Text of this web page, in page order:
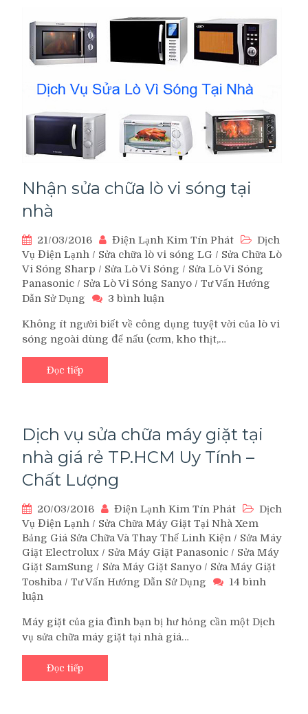
Nhận sửa chữa lò vi sóng tại
nhà
21/03/2016 Điện Lạnh Kim Tín Phát
Dịch
Vụ Điện Lạnh / Sửa chữa lò vi sóng LG / Sửa Chữa Lò
Vi Sóng Sharp / Sửa Lò Vi Sóng / Sửa Lò Vi Sóng
Panasonic / Sửa Lò Vi Sóng Sanyo / Tư Vấn Hướng
Dẫn Sử Dụng
3 bình luận
sửa
chữa
Không ít người biết về công dụng tuyệt vời của lò vi
sóng ngoài dùng để nấu (cơm, kho thịt,…
Đọc tiếp
Dịch vụ sửa chữa máy giặt tại
nhà giá rẻ TP.HCM Uy Tính –
Chất Lượng
20/03/2016 Điện Lạnh Kim Tín Phát
Dịch
Vụ Điện Lạnh / Sửa Chữa Máy Giặt Tại Nhà Xem
Bảng Giá Sửa Chữa Và Thay Thế Linh Kiện / Sửa Máy
Giặt Electrolux / Sửa Máy Giặt Panasonic / Sửa Máy
Giặt SamSung / Sửa Máy Giặt Sanyo / Sửa Máy Giặt
Toshiba / Tư Vấn Hướng Dẫn Sử Dụng
14 bình
luận
vụ
sửa
chữa
máy
giặt
Máy giặt của gia đình bạn bị hư hỏng cần một Dịch
vụ sửa chữa máy giặt tại nhà giá…
Đọc tiếp